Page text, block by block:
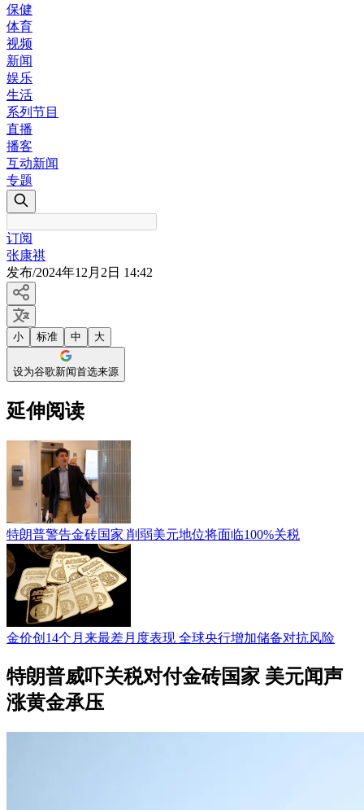
保健
体育
视频
新闻
娱乐
生活
系列节目
直播
播客
互动新闻
专题
订阅
张康祺
发布/2024年12月2日 14:42
小 标准 中 大
设为谷歌新闻首选来源
延伸阅读
特朗普警告金砖国家 削弱美元地位将面临100%关税
金价创14个月来最差月度表现 全球央行增加储备对抗风险
特朗普威吓关税对付金砖国家 美元闻声
涨黄金承压